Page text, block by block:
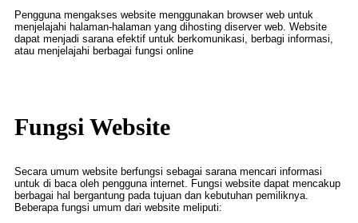
Pengguna mengakses website menggunakan browser web untuk
menjelajahi halaman-halaman yang dihosting diserver web. Website
dapat menjadi sarana efektif untuk berkomunikasi, berbagi informasi,
atau menjelajahi berbagai fungsi online
Fungsi Website
Secara umum website berfungsi sebagai sarana mencari informasi
untuk di baca oleh pengguna internet. Fungsi website dapat mencakup
berbagai hal bergantung pada tujuan dan kebutuhan pemiliknya.
Beberapa fungsi umum dari website meliputi: